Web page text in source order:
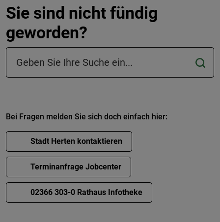
Sie sind nicht fündig
geworden?
Suchfeld in der Fußzeile
Bei Fragen melden Sie sich doch einfach hier:
Stadt Herten kontaktieren
Terminanfrage Jobcenter
02366 303-0 Rathaus Infotheke